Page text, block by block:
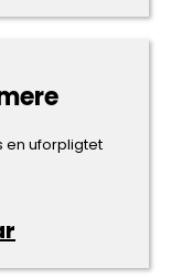
en uforpligtet